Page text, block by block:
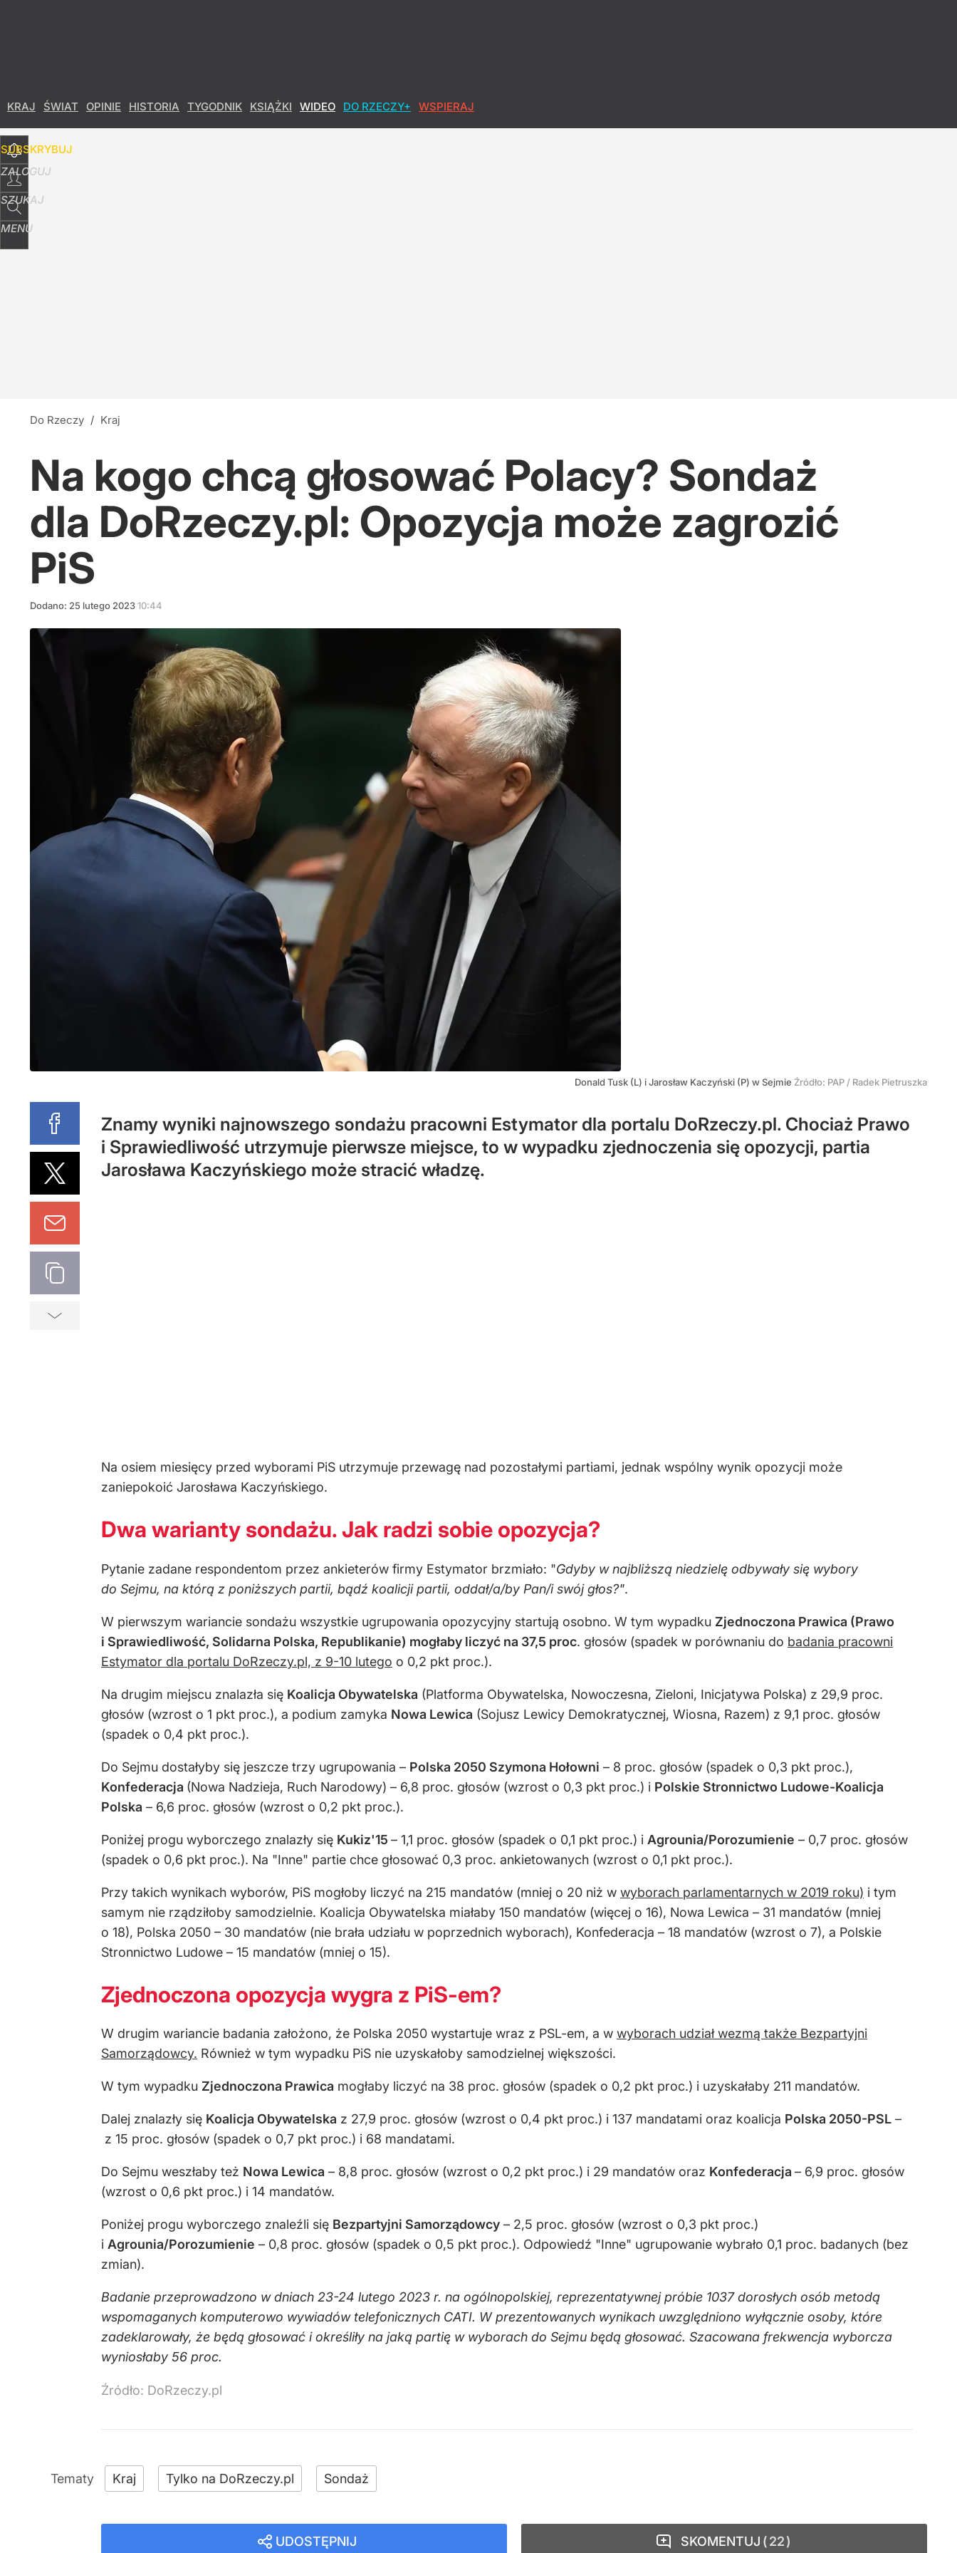
KRAJ ŚWIAT OPINIE HISTORIA TYGODNIK KSIĄŻKI WIDEO DO RZECZY+ WSPIERAJ
SUBSKRYBUJ
ZALOGUJ
SZUKAJ
MENU
Do Rzeczy / Kraj
Na kogo chcą głosować Polacy? Sondaż
dla DoRzeczy.pl: Opozycja może zagrozić
PiS
Dodano: 25 lutego 202310:44
Donald Tusk (L) i Jarosław Kaczyński (P) w Sejmie Źródło: PAP / Radek Pietruszka
Znamy wyniki najnowszego sondażu pracowni Estymator dla portalu DoRzeczy.pl. Chociaż Prawo
i Sprawiedliwość utrzymuje pierwsze miejsce, to w wypadku zjednoczenia się opozycji, partia
Jarosława Kaczyńskiego może stracić władzę.
Na osiem miesięcy przed wyborami PiS utrzymuje przewagę nad pozostałymi partiami, jednak wspólny wynik opozycji może
zaniepokoić Jarosława Kaczyńskiego.
Dwa warianty sondażu. Jak radzi sobie opozycja?
Pytanie zadane respondentom przez ankieterów firmy Estymator brzmiało: "Gdyby w najbliższą niedzielę odbywały się wybory
do Sejmu, na którą z poniższych partii, bądź koalicji partii, oddał/a/by Pan/i swój głos?".
W pierwszym wariancie sondażu wszystkie ugrupowania opozycyjny startują osobno. W tym wypadku Zjednoczona Prawica (Prawo
i Sprawiedliwość, Solidarna Polska, Republikanie) mogłaby liczyć na 37,5 proc. głosów (spadek w porównaniu do badania pracowni
Estymator dla portalu DoRzeczy.pl, z 9-10 lutego o 0,2 pkt proc.).
Na drugim miejscu znalazła się Koalicja Obywatelska (Platforma Obywatelska, Nowoczesna, Zieloni, Inicjatywa Polska) z 29,9 proc.
głosów (wzrost o 1 pkt proc.), a podium zamyka Nowa Lewica (Sojusz Lewicy Demokratycznej, Wiosna, Razem) z 9,1 proc. głosów
(spadek o 0,4 pkt proc.).
Do Sejmu dostałyby się jeszcze trzy ugrupowania – Polska 2050 Szymona Hołowni – 8 proc. głosów (spadek o 0,3 pkt proc.),
Konfederacja (Nowa Nadzieja, Ruch Narodowy) – 6,8 proc. głosów (wzrost o 0,3 pkt proc.) i Polskie Stronnictwo Ludowe-Koalicja
Polska – 6,6 proc. głosów (wzrost o 0,2 pkt proc.).
Poniżej progu wyborczego znalazły się Kukiz'15 – 1,1 proc. głosów (spadek o 0,1 pkt proc.) i Agrounia/Porozumienie – 0,7 proc. głosów
(spadek o 0,6 pkt proc.). Na "Inne" partie chce głosować 0,3 proc. ankietowanych (wzrost o 0,1 pkt proc.).
Przy takich wynikach wyborów, PiS mogłoby liczyć na 215 mandatów (mniej o 20 niż w wyborach parlamentarnych w 2019 roku) i tym
samym nie rządziłoby samodzielnie. Koalicja Obywatelska miałaby 150 mandatów (więcej o 16), Nowa Lewica – 31 mandatów (mniej
o 18), Polska 2050 – 30 mandatów (nie brała udziału w poprzednich wyborach), Konfederacja – 18 mandatów (wzrost o 7), a Polskie
Stronnictwo Ludowe – 15 mandatów (mniej o 15).
Zjednoczona opozycja wygra z PiS-em?
W drugim wariancie badania założono, że Polska 2050 wystartuje wraz z PSL-em, a w wyborach udział wezmą także Bezpartyjni
Samorządowcy. Również w tym wypadku PiS nie uzyskałoby samodzielnej większości.
W tym wypadku Zjednoczona Prawica mogłaby liczyć na 38 proc. głosów (spadek o 0,2 pkt proc.) i uzyskałaby 211 mandatów.
Dalej znalazły się Koalicja Obywatelska z 27,9 proc. głosów (wzrost o 0,4 pkt proc.) i 137 mandatami oraz koalicja Polska 2050-PSL –
z 15 proc. głosów (spadek o 0,7 pkt proc.) i 68 mandatami.
Do Sejmu weszłaby też Nowa Lewica – 8,8 proc. głosów (wzrost o 0,2 pkt proc.) i 29 mandatów oraz Konfederacja – 6,9 proc. głosów
(wzrost o 0,6 pkt proc.) i 14 mandatów.
Poniżej progu wyborczego znaleźli się Bezpartyjni Samorządowcy – 2,5 proc. głosów (wzrost o 0,3 pkt proc.)
i Agrounia/Porozumienie – 0,8 proc. głosów (spadek o 0,5 pkt proc.). Odpowiedź "Inne" ugrupowanie wybrało 0,1 proc. badanych (bez
zmian).
Badanie przeprowadzono w dniach 23-24 lutego 2023 r. na ogólnopolskiej, reprezentatywnej próbie 1037 dorosłych osób metodą
wspomaganych komputerowo wywiadów telefonicznych CATI. W prezentowanych wynikach uwzględniono wyłącznie osoby, które
zadeklarowały, że będą głosować i określiły na jaką partię w wyborach do Sejmu będą głosować. Szacowana frekwencja wyborcza
wyniosłaby 56 proc.
Źródło: DoRzeczy.pl
Kraj Tylko na DoRzeczy.pl Sondaż
UDOSTĘPNIJ SKOMENTUJ 22